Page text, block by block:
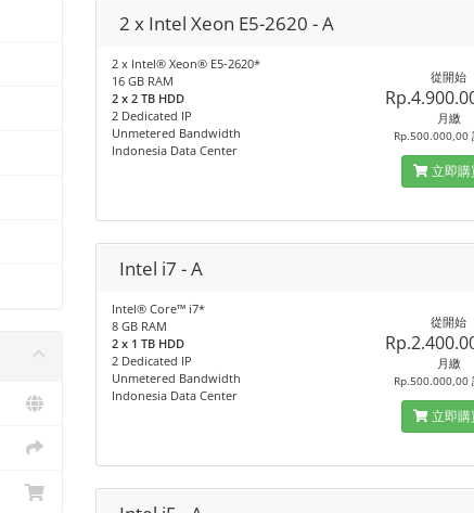
2 x Intel Xeon E5-2620 - A
2 x Intel® Xeon® E5-2620*
16 GB RAM
2 x 2 TB HDD
2 Dedicated IP
Unmetered Bandwidth
Indonesia Data Center
從開始
月繳
Rp.500.000,00
立即購
Intel i7 - A
Intel® Core™ i7*
8 GB RAM
2 x 1 TB HDD
2 Dedicated IP
Unmetered Bandwidth
Indonesia Data Center
從開始
月繳
Rp.500.000,00
立即購